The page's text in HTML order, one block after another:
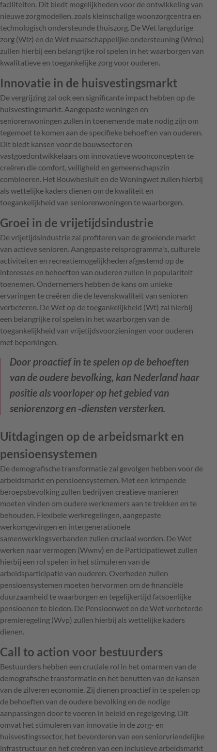
faciliteiten. Dit biedt mogelijkheden voor de ontwikkeling van
nieuwe zorgmodellen, zoals kleinschalige woonzorgcentra en
technologisch ondersteunde thuiszorg. De Wet langdurige
zorg (Wlz) en de Wet maatschappelijke ondersteuning (Wmo)
zullen hierbij een belangrijke rol spelen in het waarborgen van
kwalitatieve en toegankelijke zorg voor ouderen.
Innovatie in de huisvestingsmarkt
De vergrijzing zal ook een significante impact hebben op de
huisvestingsmarkt. Aangepaste woningen en
seniorenwoningen zullen in toenemende mate nodig zijn om
tegemoet te komen aan de specifieke behoeften van ouderen.
Dit biedt kansen voor de bouwsector en
vastgoedontwikkelaars om innovatieve woonconcepten te
creëren die comfort, veiligheid en gemeenschapszin
combineren. Het Bouwbesluit en de Woningwet zullen hierbij
als wettelijke kaders dienen om de kwaliteit en
toegankelijkheid van seniorenwoningen te waarborgen.
Groei in de vrijetijdsindustrie
De vrijetijdsindustrie zal profiteren van de groeiende markt
van actieve senioren. Aangepaste reisprogramma's, culturele
activiteiten en recreatiemogelijkheden afgestemd op de
interesses en behoeften van ouderen zullen in populariteit
toenemen. Ondernemers hebben de kans om unieke
ervaringen te creëren die de levenskwaliteit van senioren
verbeteren. De Wet op de toegankelijkheid (Wt) zal hierbij
een belangrijke rol spelen in het waarborgen van de
toegankelijkheid van vrijetijdsvoorzieningen voor ouderen
met beperkingen.
Door proactief in te spelen op de behoeften
van de oudere bevolking, kan Nederland haar
positie als voorloper op het gebied van
seniorenzorg en -diensten versterken.
Uitdagingen op de arbeidsmarkt en
pensioensystemen
De demografische transformatie zal gevolgen hebben voor de
arbeidsmarkt en pensioensystemen. Met een krimpende
beroepsbevolking zullen bedrijven creatieve manieren
moeten vinden om oudere werknemers aan te trekken en te
behouden. Flexibele werkregelingen, aangepaste
werkomgevingen en intergenerationele
samenwerkingsverbanden zullen cruciaal worden. De Wet
werken naar vermogen (Wwnv) en de Participatiewet zullen
hierbij een rol spelen in het stimuleren van de
arbeidsparticipatie van ouderen. Overheden zullen
pensioensystemen moeten hervormen om de financiële
duurzaamheid te waarborgen en tegelijkertijd fatsoenlijke
pensioenen te bieden. De Pensioenwet en de Wet verbeterde
premieregeling (Wvp) zullen hierbij als wettelijke kaders
dienen.
Call to action voor bestuurders
Bestuurders hebben een cruciale rol in het omarmen van de
demografische transformatie en het benutten van de kansen
van de zilveren economie. Zij dienen proactief in te spelen op
de behoeften van de oudere bevolking en de nodige
aanpassingen door te voeren in beleid en regelgeving. Dit
omvat het stimuleren van innovatie in de zorg- en
huisvestingssector, het bevorderen van een seniorvriendelijke
infrastructuur en het creëren van een inclusieve arbeidsmarkt